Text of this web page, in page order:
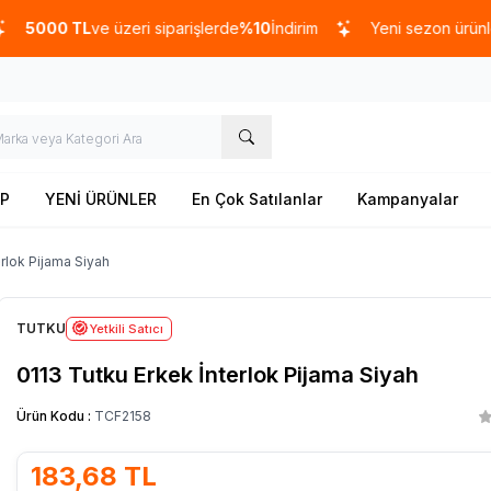
TLve üzeri siparişlerde%10İndirim Yeni sezon ürünlerinde
YENİ ÜRÜNLER En Çok Satılanlar Kampanyalar
Pijama Siyah
TUTKU Yetkili Satıcı
0113 Tutku Erkek İnterlok Pijama Siyah
Ürün Kodu : TCF2158
183,68 TL